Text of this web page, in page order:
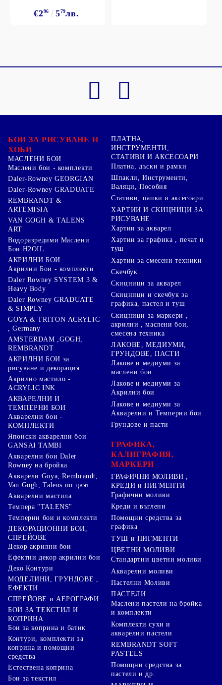
€296 579лв.
БОИ ЗА РИСУВАНЕ И
ХОБИ
МАСЛЕНИ БОИ
Маслени бои - комплекти
Daler-Rowney GEORGIAN
Daler-Rowney GRADUATE
REMBRANDT &
ARTEMISIA
VAN GOGH & TALENS
ART
Водоразредими Маслени
Бои H2OIL
АКРИЛНИ БОИ
Акрилни Бои - комплекти
Daler Rowney SYSTEM 3 &
Heavy Body
Daler Rowney GRADUATE
& SIMPLY
GOYA & TRITON АCRYLIC
, Germany
AMSTERDAM ,GOGH,
REMBRANDT
АКРИЛНИ БОИ за
рисуване и декорация
Акрилно мастило -
ACRYLIC INK
АКВАРЕЛНИ И
ТЕМПЕРНИ БОИ
Акварелни бои -
КОМПЛЕКТИ
Японски акварелни бои
GANSAI TAMBI
Акварелни бои Daler
Rowney на бройка
Акварели Goya, Rembrandt,
Van Gogh, Talens по цвят
Акварелни мастила
Темпера "TALENS"
Темперни бои и комплекти
ДЕКОРАЦИОННИ БОИ,
СПРЕЙОВЕ
Декор акрилни бои
Ефектни декор акрилни бои
Деко Контури
МОДЕЛИНИ, ГРУНДОВЕ ,
ЕФЕКТИ
СПРЕЙОВЕ и АЕРОГРАФИ
БОИ ЗА ТЕКСТИЛ И
КОПРИНА
Бои за коприна и батик
Контури, комплекти за
коприна и помощни
средства
Естествена коприна
Бои за текстил
ПЛАТНА,
ИНСТРУМЕНТИ,
СТАТИВИ И АКСЕСОАРИ
Платна, дъски и рамки
Шпакли, Инструменти,
Валяци, Пособия
Стативи, папки и аксесоари
ХАРТИИ И СКИЦНИЦИ ЗА
РИСУВАНЕ
Хартии за акварел
Хартии за графика , печат и
туш
Хартии за смесени техники
Скечбук
Скицници за акварел
Скицници и скечбук за
графика, пастел и туш
Скицници за маркери ,
акрилни , маслени бои,
смесена техника
ЛАКОВЕ, МЕДИУМИ,
ГРУНДОВЕ, ПАСТИ
Лакове и медиуми за
маслени бои
Лакове и медиуми за
Акрилни бои
Лакове и медиуми за
Акварелни и Темперни бои
Грундове и пасти
ГРАФИКА,
КАЛИГРАФИЯ,
МАРКЕРИ
ГРАФИЧНИ МОЛИВИ ,
КРЕДИ и ПИГМЕНТИ
Графични моливи
Креди и въглени
Помощни средства за
графика
ТУШ и ПИГМЕНТИ
ЦВЕТНИ МОЛИВИ
Стандартни цветни моливи
Акварелни моливи
Пастелни Моливи
ПАСТЕЛИ
Маслени пастели на бройка
и комплекти
Комплекти сухи и
акварелни пастели
REMBRANDT SOFT
PASTELS
Помощни средства за
пастели и др.